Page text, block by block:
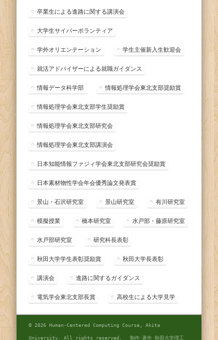
卒業生による進路に関する講演会
大学生サイバーボランティア
学外オリエンテーション 学生主催新入生歓迎会
就活アドバイザーによる就職ガイダンス
情報データ科学部 情報処理学会東北支部奨励賞
情報処理学会東北支部学生奨励賞
情報処理学会東北支部研究会
情報処理学会東北支部講演会
日本知能情報ファジィ学会東北支部研究会奨励賞
日本素材物性学会年会優秀論文発表賞
景山・石沢研究室 景山研究室 有川研究室
模擬授業 橋本研究室 水戸部・藤原研究室
水戸部研究室 研究科長表彰
秋田大学学生表彰奨励賞 秋田大学長表彰
講演会 進路に関するガイダンス
電気学会東北支部長賞 高校生による大学見学
© 2026 Human-Centered Computing Course, Akita
University. All rights reserved. 制作･著作 秋田大学理工